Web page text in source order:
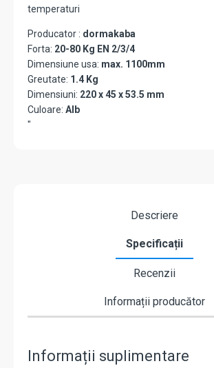
temperaturi
Producator : dormakaba
Forta: 20-80 Kg EN 2/3/4
Dimensiune usa: max. 1100mm
Greutate: 1.4 Kg
Dimensiuni: 220 x 45 x 53.5 mm
Culoare: Alb
"
Descriere
Specificații
Recenzii
Informații producător
Informații suplimentare